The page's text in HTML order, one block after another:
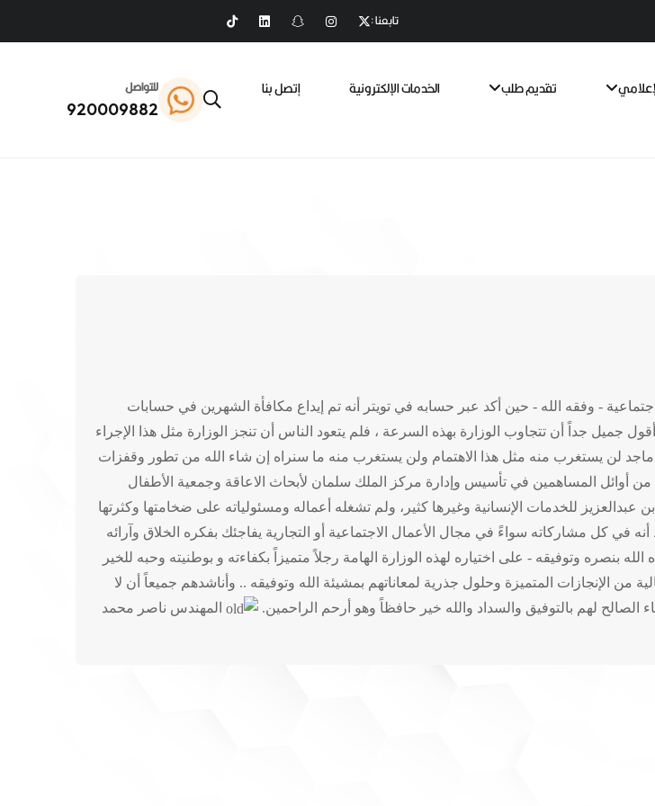
تابعنا :
تقديم طلب الخدمات الإلكترونية
إتصل بنا
للتواصل
920009882
- وفقه الله - حين أكد عبر حسابه في تويتر أنه تم إيداع مكافأة الشهرين في حسابات
جميل جداً أن تتجاوب الوزارة بهذه السرعة ، فلم يتعود الناس أن تنجز الوزارة مثل هذا الإجراء
لن يستغرب منه مثل هذا الاهتمام ولن يستغرب منه ما سنراه إن شاء الله من تطور وقفزات
أوائل المساهمين في تأسيس وإدارة مركز الملك سلمان لأبحاث الاعاقة وجمعية الأطفال
للخدمات الإنسانية وغيرها كثير، ولم تشغله أعماله ومسئولياته على ضخامتها وكثرتها
كل مشاركاته سواءً في مجال الأعمال الاجتماعية أو التجارية يفاجئك بفكره الخلاق وآرائه
بنصره وتوفيقه - على اختياره لهذه الوزارة الهامة رجلاً متميزاً بكفاءته و بوطنيته وحبه للخير
الإنجازات المتميزة وحلول جذرية لمعاناتهم بمشيئة الله وتوفيقه .. وأناشدهم جميعاً أن لا
لهم بالتوفيق والسداد والله خير حافظاً وهو أرحم الراحمين.
المهندس ناصر محمد